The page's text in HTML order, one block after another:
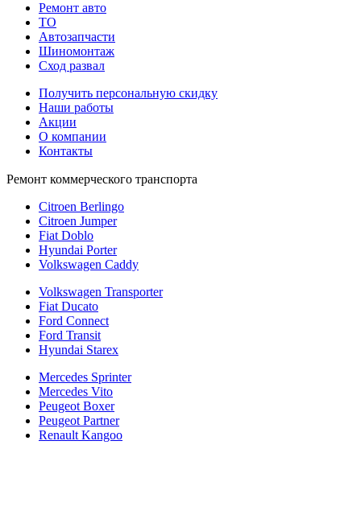
Ремонт авто
TO
Автозапчасти
Шиномонтаж
Сход развал
Получить персональную скидку
Наши работы
Акции
О компании
Контакты
Ремонт коммерческого транспорта
Citroen Berlingo
Citroen Jumper
Fiat Doblo
Hyundai Porter
Volkswagen Caddy
Volkswagen Transporter
Fiat Ducato
Ford Connect
Ford Transit
Hyundai Starex
Mercedes Sprinter
Mercedes Vito
Peugeot Boxer
Peugeot Partner
Renault Kangoo